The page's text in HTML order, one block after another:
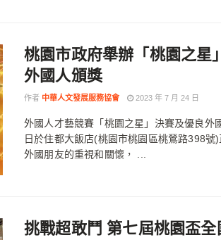
桃園市政府舉辦「桃園之星
外國人頒獎
作者 中華人文發展服務協會 2023 年 7 月 24 日
外國人才藝競賽「桃園之星」決賽及優良外
日於住都大飯店(桃園市桃園區桃鶯路398號
外國朋友的重視和關懷， ...
挑戰超敢鬥 第七屆桃園盃